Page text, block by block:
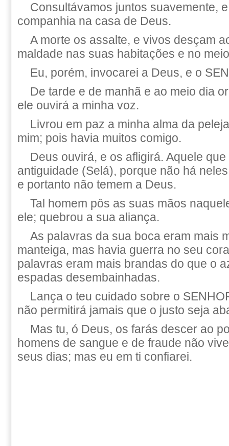
Consultávamos juntos suavemente,
companhia na casa de Deus.
A morte os assalte, e vivos desçam
maldade nas suas habitações e no
Eu, porém, invocarei a Deus, e o
De tarde e de manhã e ao meio dia
ele ouvirá a minha voz.
Livrou em paz a minha alma da
mim; pois havia muitos comigo.
Deus ouvirá, e os afligirá. Aquele
antiguidade (Selá), porque não há
e portanto não temem a Deus.
Tal homem pôs as suas mãos
ele; quebrou a sua aliança.
As palavras da sua boca eram mais
manteiga, mas havia guerra no seu
palavras eram mais brandas do que o
espadas desembainhadas.
Lança o teu cuidado sobre o
não permitirá jamais que o justo seja
Mas tu, ó Deus, os farás descer ao
homens de sangue e de fraude não
seus dias; mas eu em ti confiarei.